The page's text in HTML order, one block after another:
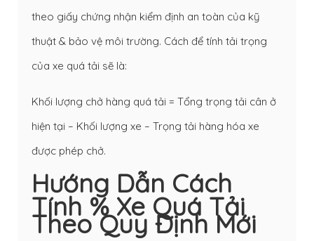
theo giấy chứng nhận kiểm định an toàn của kỹ
thuật & bảo vệ môi trường. Cách để tính tải trọng
của xe quá tải sẽ là:
Khối lượng chở hàng quá tải = Tổng trọng tải cân ở
hiện tại – Khối lượng xe – Trọng tải hàng hóa xe
được phép chở.
Hướng Dẫn Cách
Tính % Xe Quá Tải
Theo Quy Định Mới